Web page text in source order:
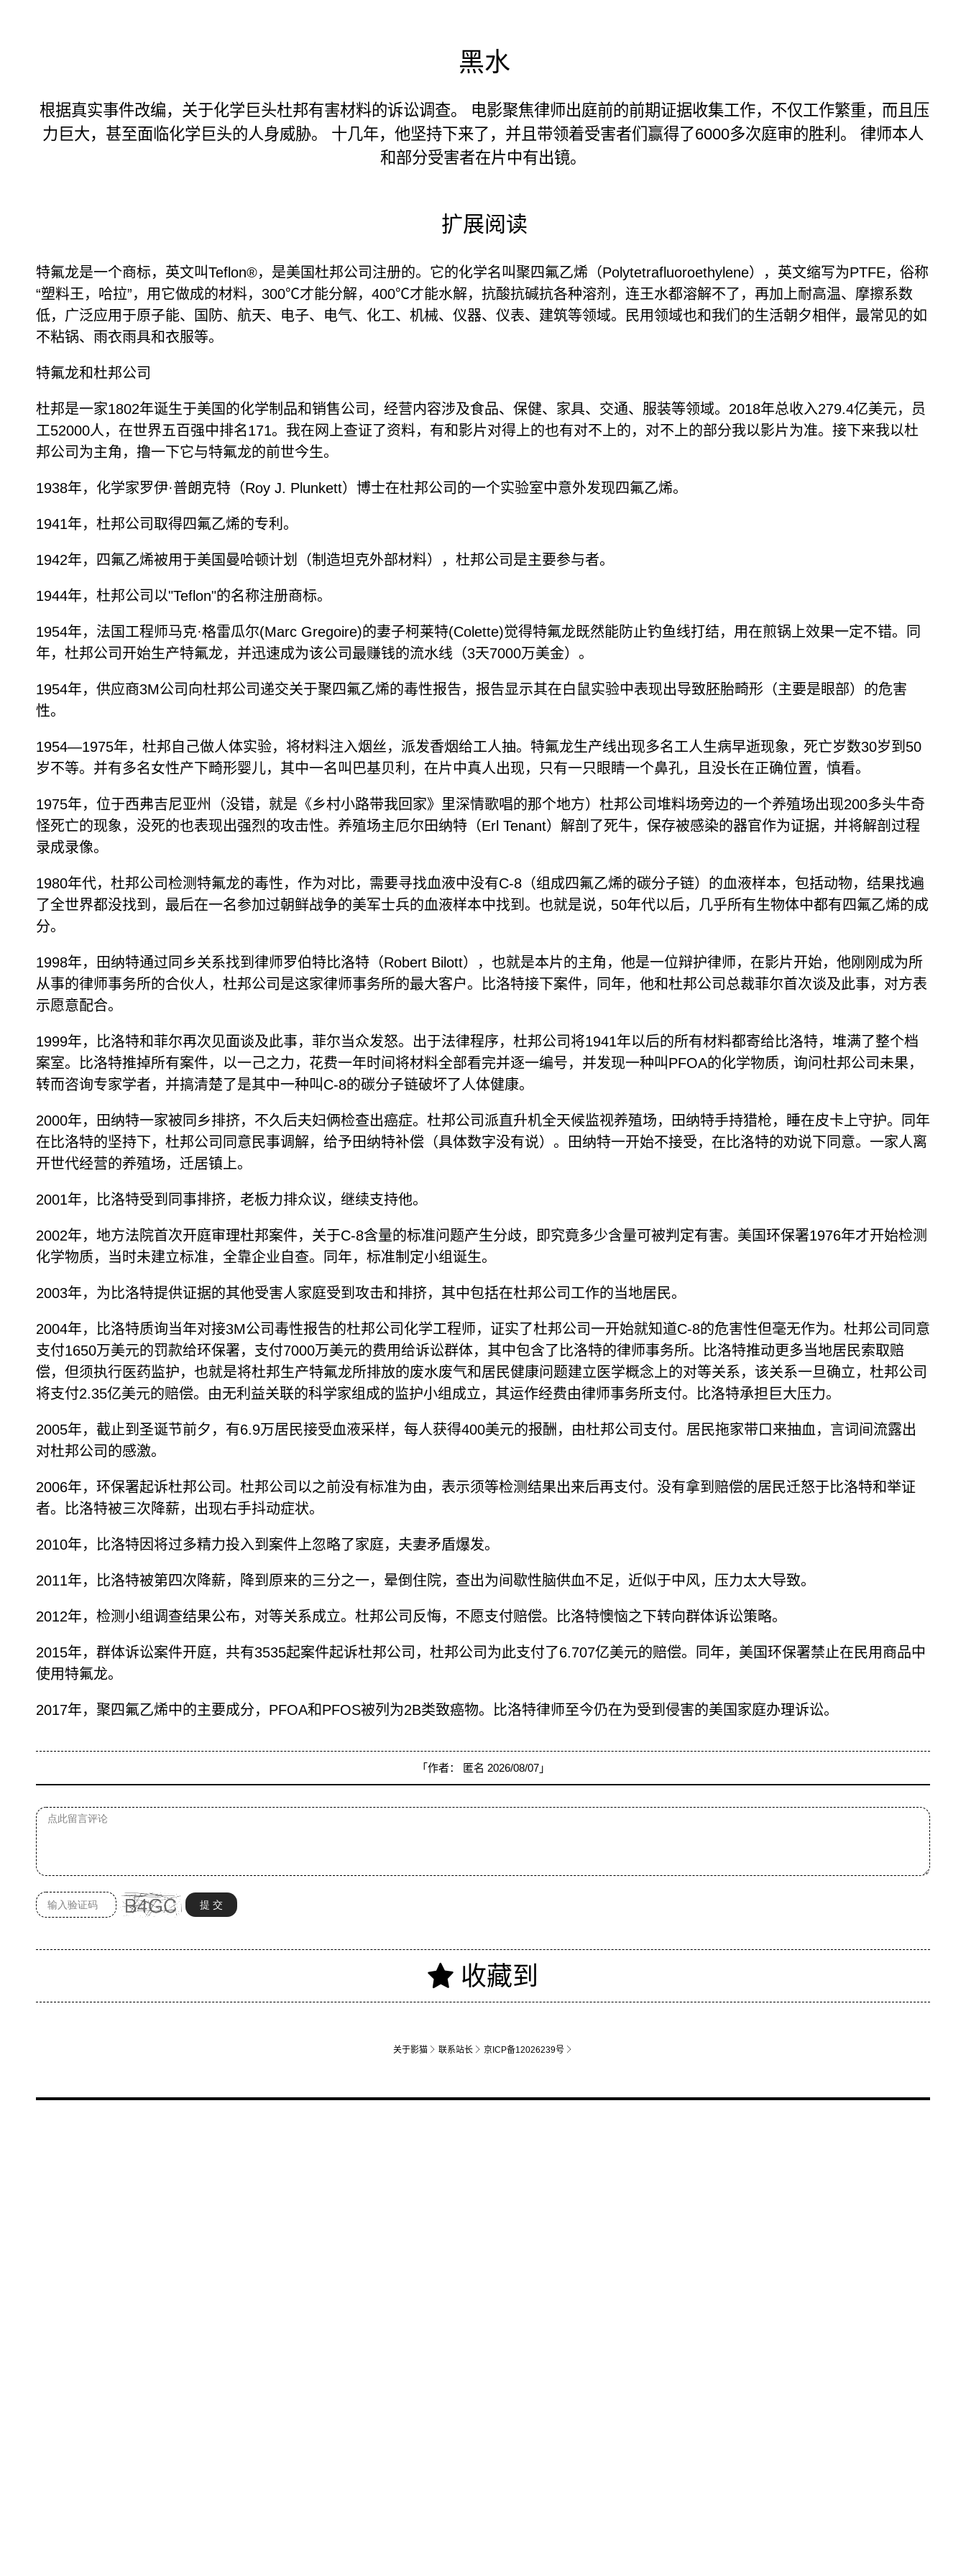
黑水
根据真实事件改编，关于化学巨头杜邦有害材料的诉讼调查。 电影聚焦律师出庭前的前期证据收集工作，不仅工作繁重，而且压
力巨大，甚至面临化学巨头的人身威胁。 十几年，他坚持下来了，并且带领着受害者们赢得了6000多次庭审的胜利。 律师本人
和部分受害者在片中有出镜。
扩展阅读
特氟龙是一个商标，英文叫Teflon®，是美国杜邦公司注册的。它的化学名叫聚四氟乙烯（Polytetrafluoroethylene），英文缩写为PTFE，俗称
“塑料王，哈拉”，用它做成的材料，300℃才能分解，400℃才能水解，抗酸抗碱抗各种溶剂，连王水都溶解不了，再加上耐高温、摩擦系数
低，广泛应用于原子能、国防、航天、电子、电气、化工、机械、仪器、仪表、建筑等领域。民用领域也和我们的生活朝夕相伴，最常见的如
不粘锅、雨衣雨具和衣服等。
特氟龙和杜邦公司
杜邦是一家1802年诞生于美国的化学制品和销售公司，经营内容涉及食品、保健、家具、交通、服装等领域。2018年总收入279.4亿美元，员
工52000人，在世界五百强中排名171。我在网上查证了资料，有和影片对得上的也有对不上的，对不上的部分我以影片为准。接下来我以杜
邦公司为主角，撸一下它与特氟龙的前世今生。
1938年，化学家罗伊·普朗克特（Roy J. Plunkett）博士在杜邦公司的一个实验室中意外发现四氟乙烯。
1941年，杜邦公司取得四氟乙烯的专利。
1942年，四氟乙烯被用于美国曼哈顿计划（制造坦克外部材料），杜邦公司是主要参与者。
1944年，杜邦公司以"Teflon"的名称注册商标。
1954年，法国工程师马克·格雷瓜尔(Marc Gregoire)的妻子柯莱特(Colette)觉得特氟龙既然能防止钓鱼线打结，用在煎锅上效果一定不错。同
年，杜邦公司开始生产特氟龙，并迅速成为该公司最赚钱的流水线（3天7000万美金）。
1954年，供应商3M公司向杜邦公司递交关于聚四氟乙烯的毒性报告，报告显示其在白鼠实验中表现出导致胚胎畸形（主要是眼部）的危害
性。
1954—1975年，杜邦自己做人体实验，将材料注入烟丝，派发香烟给工人抽。特氟龙生产线出现多名工人生病早逝现象，死亡岁数30岁到50
岁不等。并有多名女性产下畸形婴儿，其中一名叫巴基贝利，在片中真人出现，只有一只眼睛一个鼻孔，且没长在正确位置，慎看。
1975年，位于西弗吉尼亚州（没错，就是《乡村小路带我回家》里深情歌唱的那个地方）杜邦公司堆料场旁边的一个养殖场出现200多头牛奇
怪死亡的现象，没死的也表现出强烈的攻击性。养殖场主厄尔田纳特（Erl Tenant）解剖了死牛，保存被感染的器官作为证据，并将解剖过程
录成录像。
1980年代，杜邦公司检测特氟龙的毒性，作为对比，需要寻找血液中没有C-8（组成四氟乙烯的碳分子链）的血液样本，包括动物，结果找遍
了全世界都没找到，最后在一名参加过朝鲜战争的美军士兵的血液样本中找到。也就是说，50年代以后，几乎所有生物体中都有四氟乙烯的成
分。
1998年，田纳特通过同乡关系找到律师罗伯特比洛特（Robert Bilott），也就是本片的主角，他是一位辩护律师，在影片开始，他刚刚成为所
从事的律师事务所的合伙人，杜邦公司是这家律师事务所的最大客户。比洛特接下案件，同年，他和杜邦公司总裁菲尔首次谈及此事，对方表
示愿意配合。
1999年，比洛特和菲尔再次见面谈及此事，菲尔当众发怒。出于法律程序，杜邦公司将1941年以后的所有材料都寄给比洛特，堆满了整个档
案室。比洛特推掉所有案件，以一己之力，花费一年时间将材料全部看完并逐一编号，并发现一种叫PFOA的化学物质，询问杜邦公司未果，
转而咨询专家学者，并搞清楚了是其中一种叫C-8的碳分子链破坏了人体健康。
2000年，田纳特一家被同乡排挤，不久后夫妇俩检查出癌症。杜邦公司派直升机全天候监视养殖场，田纳特手持猎枪，睡在皮卡上守护。同年
在比洛特的坚持下，杜邦公司同意民事调解，给予田纳特补偿（具体数字没有说）。田纳特一开始不接受，在比洛特的劝说下同意。一家人离
开世代经营的养殖场，迁居镇上。
2001年，比洛特受到同事排挤，老板力排众议，继续支持他。
2002年，地方法院首次开庭审理杜邦案件，关于C-8含量的标准问题产生分歧，即究竟多少含量可被判定有害。美国环保署1976年才开始检测
化学物质，当时未建立标准，全靠企业自查。同年，标准制定小组诞生。
2003年，为比洛特提供证据的其他受害人家庭受到攻击和排挤，其中包括在杜邦公司工作的当地居民。
2004年，比洛特质询当年对接3M公司毒性报告的杜邦公司化学工程师，证实了杜邦公司一开始就知道C-8的危害性但毫无作为。杜邦公司同意
支付1650万美元的罚款给环保署，支付7000万美元的费用给诉讼群体，其中包含了比洛特的律师事务所。比洛特推动更多当地居民索取赔
偿，但须执行医药监护，也就是将杜邦生产特氟龙所排放的废水废气和居民健康问题建立医学概念上的对等关系，该关系一旦确立，杜邦公司
将支付2.35亿美元的赔偿。由无利益关联的科学家组成的监护小组成立，其运作经费由律师事务所支付。比洛特承担巨大压力。
2005年，截止到圣诞节前夕，有6.9万居民接受血液采样，每人获得400美元的报酬，由杜邦公司支付。居民拖家带口来抽血，言词间流露出
对杜邦公司的感激。
2006年，环保署起诉杜邦公司。杜邦公司以之前没有标准为由，表示须等检测结果出来后再支付。没有拿到赔偿的居民迁怒于比洛特和举证
者。比洛特被三次降薪，出现右手抖动症状。
2010年，比洛特因将过多精力投入到案件上忽略了家庭，夫妻矛盾爆发。
2011年，比洛特被第四次降薪，降到原来的三分之一，晕倒住院，查出为间歇性脑供血不足，近似于中风，压力太大导致。
2012年，检测小组调查结果公布，对等关系成立。杜邦公司反悔，不愿支付赔偿。比洛特懊恼之下转向群体诉讼策略。
2015年，群体诉讼案件开庭，共有3535起案件起诉杜邦公司，杜邦公司为此支付了6.707亿美元的赔偿。同年，美国环保署禁止在民用商品中
使用特氟龙。
2017年，聚四氟乙烯中的主要成分，PFOA和PFOS被列为2B类致癌物。比洛特律师至今仍在为受到侵害的美国家庭办理诉讼。
「作者： 匿名 2026/08/07」
关于影猫 联系站长 京ICP备12026239号